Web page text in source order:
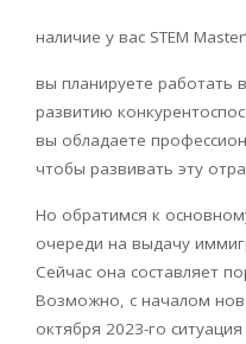
наличие у вас STEM Master’
вы планируете работать
развитию
вы обладаете
чтобы развивать эту
Но обратимся к
очереди на выдачу
Сейчас она составляет
Возможно, с началом
октября 2023-го